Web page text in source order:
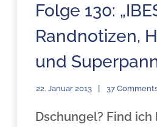
Folge 130:
Randnotizen,
und
22. Januar 2013 37
Dschungel? Find ich